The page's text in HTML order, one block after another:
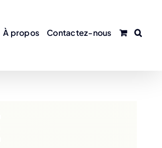
À propos Contactez-nous